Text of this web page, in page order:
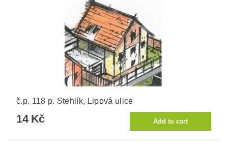
č.p. 118 p. Stehlík, Lipová ulice
14 Kč